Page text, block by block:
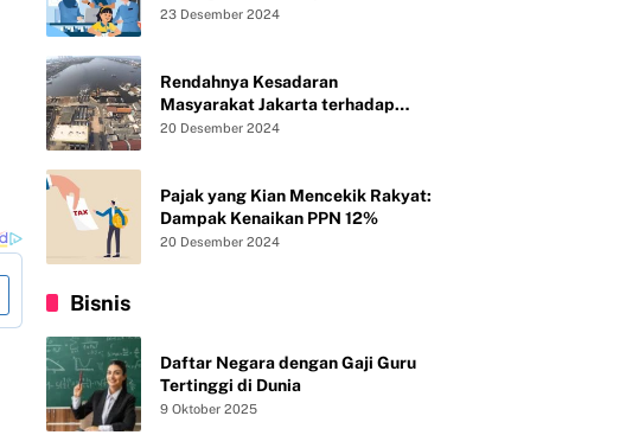
Presiden Baru Republik Indonesia
23 Desember 2024
Rendahnya Kesadaran
Masyarakat Jakarta terhadap
Kebersihan Lingkungan
20 Desember 2024
Pajak yang Kian Mencekik Rakyat:
Dampak Kenaikan PPN 12%
20 Desember 2024
Bisnis
Daftar Negara dengan Gaji Guru
Tertinggi di Dunia
9 Oktober 2025